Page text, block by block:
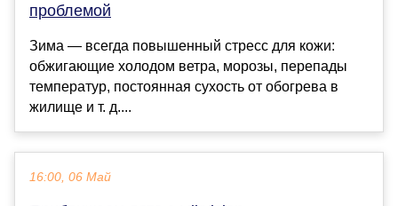
проблемой
Зима — всегда повышенный стресс для кожи:
обжигающие холодом ветра, морозы, перепады
температур, постоянная сухость от обогрева в
жилище и т. д....
16:00, 06 Май